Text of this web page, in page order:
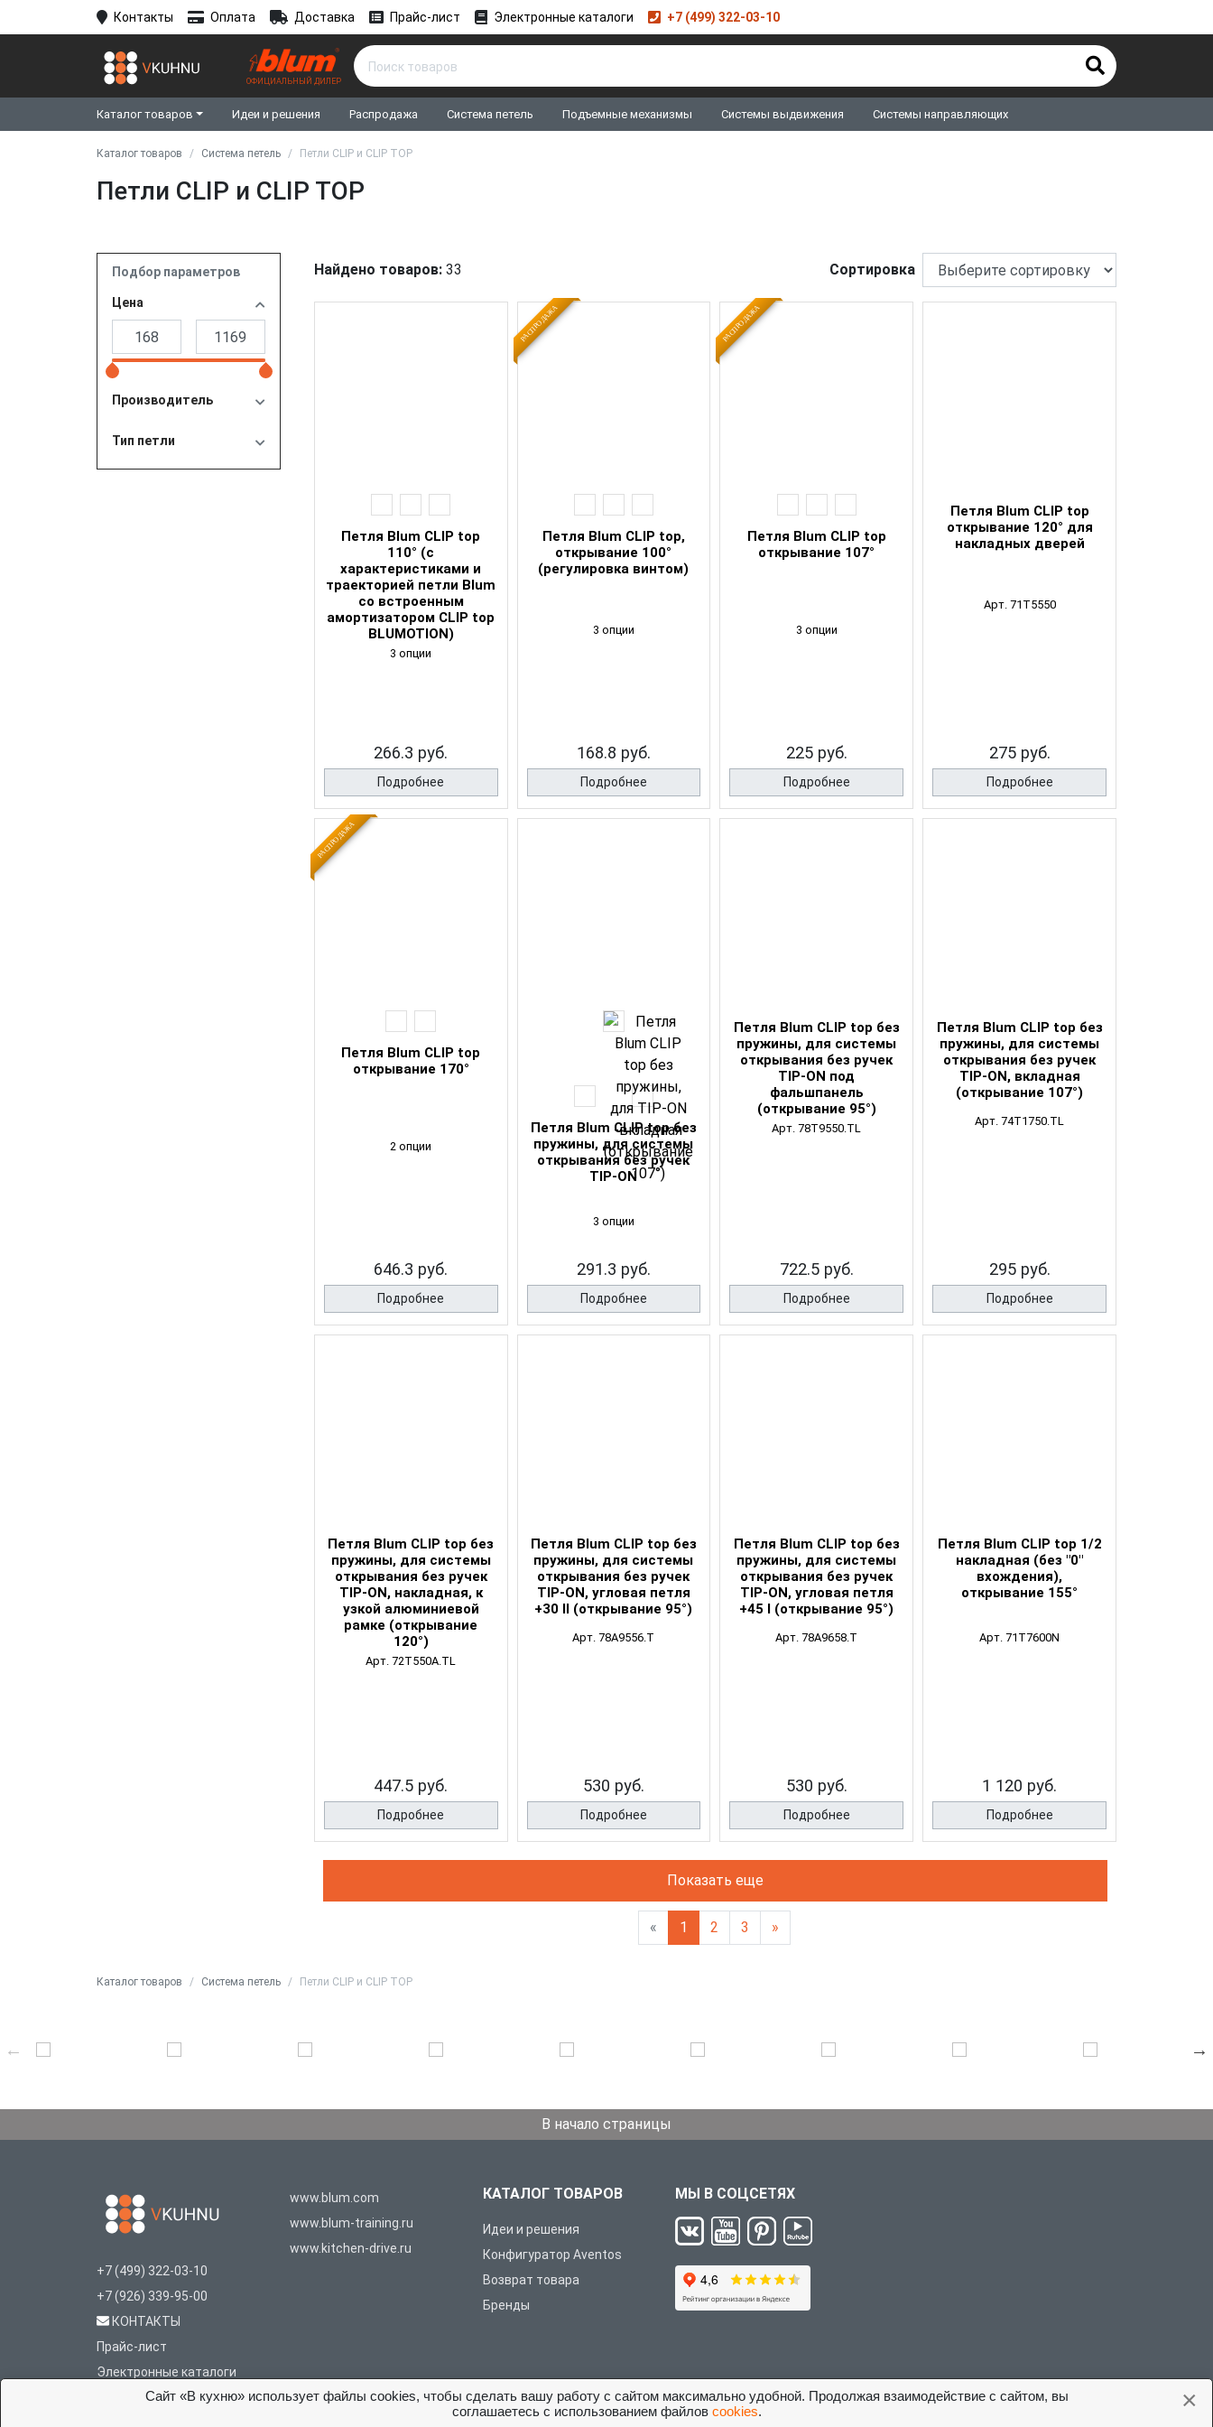
×
Сайт «В кухню» использует файлы cookies, чтобы сделать вашу работу с сайтом максимально удобной. Продолжая взаимодействие с сайтом, вы
соглашаетесь с использованием файлов cookies.
Контакты Оплата Доставка Прайс-лист Электронные каталоги +7 (499) 322-03-10
ОФИЦИАЛЬНЫЙ ДИЛЕР
Каталог товаров Идеи и решения Распродажа Система петель Подъемные механизмы Системы выдвижения Системы направляющих
Каталог товаров Система петель Петли CLIP и CLIP TOP
Петли CLIP и CLIP TOP
Подбор параметров
Цена
Производитель
Тип петли
Найдено товаров:33 Сортировка
Петля Blum CLIP top
110° (с
характеристиками и
траекторией петли Blum
со встроенным
амортизатором CLIP top
BLUMOTION)
3 опции
266.3 руб.
Подробнее
РАСПРОДАЖА
Петля Blum CLIP top,
открывание 100°
(регулировка винтом)
3 опции
168.8 руб.
Подробнее
РАСПРОДАЖА
Петля Blum CLIP top
открывание 107°
3 опции
225 руб.
Подробнее
Петля Blum CLIP top
открывание 120° для
накладных дверей
Арт. 71T5550
275 руб.
Подробнее
РАСПРОДАЖА
Петля Blum CLIP top
открывание 170°
2 опции
646.3 руб.
Подробнее
Петля Blum CLIP top без
пружины, для системы
открывания без ручек
TIP-ON
3 опции
291.3 руб.
Подробнее
Петля Blum CLIP top без
пружины, для системы
открывания без ручек
TIP-ON под
фальшпанель
(открывание 95°)
Арт. 78T9550.TL
722.5 руб.
Подробнее
Петля Blum CLIP top без
пружины, для системы
открывания без ручек
TIP-ON, вкладная
(открывание 107°)
Арт. 74T1750.TL
295 руб.
Подробнее
Петля Blum CLIP top без
пружины, для системы
открывания без ручек
TIP-ON, накладная, к
узкой алюминиевой
рамке (открывание
120°)
Арт. 72T550A.TL
447.5 руб.
Подробнее
Петля Blum CLIP top без
пружины, для системы
открывания без ручек
TIP-ON, угловая петля
+30 II (открывание 95°)
Арт. 78A9556.T
530 руб.
Подробнее
Петля Blum CLIP top без
пружины, для системы
открывания без ручек
TIP-ON, угловая петля
+45 I (открывание 95°)
Арт. 78A9658.T
530 руб.
Подробнее
Петля Blum CLIP top 1/2
накладная (без "0"
вхождения),
открывание 155°
Арт. 71T7600N
1 120 руб.
Подробнее
Показать еще
« 1 2 3 »
Каталог товаров Система петель Петли CLIP и CLIP TOP
В начало страницы
+7 (499) 322-03-10
+7 (926) 339-95-00
КОНТАКТЫ
Прайс-лист
Электронные каталоги
www.blum.com
www.blum-training.ru
www.kitchen-drive.ru
КАТАЛОГ ТОВАРОВ
Идеи и решения
Конфигуратор Aventos
Возврат товара
Бренды
МЫ В СОЦСЕТЯХ